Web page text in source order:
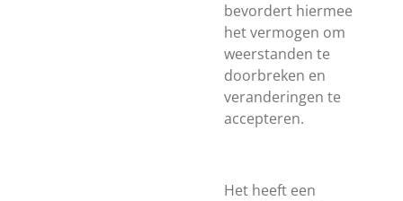
bevordert hiermee
het vermogen om
weerstanden te
doorbreken en
veranderingen te
accepteren.
Het heeft een